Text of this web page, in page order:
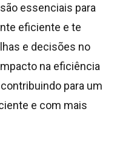
essenciais para
eficiente e te
e decisões no
na eficiência
para um
e com mais